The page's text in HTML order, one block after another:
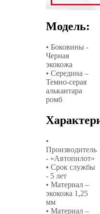
Модель:
• Боковины -
Черная
экокожа
• Середина –
Темно-серая
алькантара
ромб
•
Производитель
- «Автопилот»
• Срок службы
- 5 лет
• Материал –
экокожа 1,25
мм
• Материал –